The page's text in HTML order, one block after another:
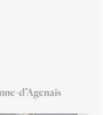
d’Agenais